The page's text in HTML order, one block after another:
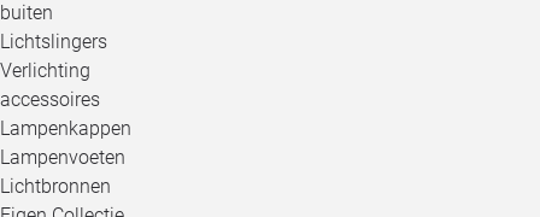
buiten
Lichtslingers
Verlichting
accessoires
Lampenkappen
Lampenvoeten
Lichtbronnen